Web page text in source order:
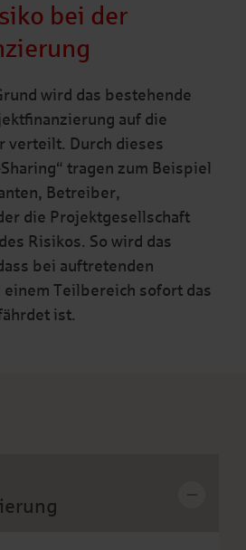
bei der
wird das bestehende
auf die
verteilt. Durch dieses
tragen zum Beispiel
Betreiber,
die Projektgesellschaft
Risikos. So wird das
bei auftretenden
Teilbereich sofort das
ist.
–